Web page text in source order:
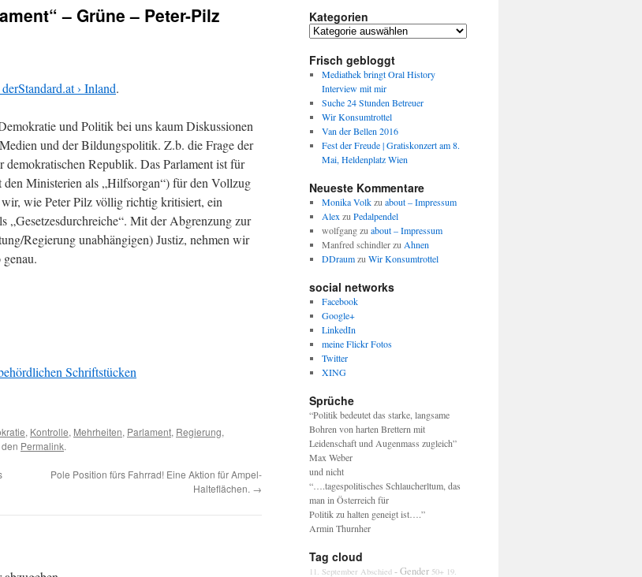
– Grüne – Peter-Pilz
› Inland.
und Politik bei uns kaum Diskussionen
und der Bildungspolitik. Z.b. die Frage der
Republik. Das Parlament ist für
Ministerien als „Hilfsorgan“) für den Vollzug
wie Peter Pilz völlig richtig kritisiert, ein
„Gesetzesdurchreiche“. Mit der Abgrenzung zur
Regierung unabhängigen) Justiz, nehmen wir
Schriftstücken
, Kontrolle, Mehrheiten, Parlament, Regierung,
Permalink.
Pole Position fürs Fahrrad! Eine Aktion für Ampel-
Halteflächen. →
Kategorien
Kategorien
Frisch gebloggt
Mediathek bringt Oral History
Interview mit mir
Suche 24 Stunden Betreuer
Wir Konsumtrottel
Van der Bellen 2016
Fest der Freude | Gratiskonzert am 8.
Mai, Heldenplatz Wien
Neueste Kommentare
Monika Volkzu about – Impressum
Alex zu Pedalpendel
wolfgangzu about – Impressum
Manfred schindlerzu Ahnen
DDraumzu Wir Konsumtrottel
social networks
Facebook
Google+
LinkedIn
meine Flickr Fotos
Twitter
XING
Sprüche
“Politik bedeutet das starke, langsame
Bohren von harten Brettern mit
Leidenschaft und Augenmass zugleich”
Max Weber
und nicht
“….tagespolitisches Schlaucherltum, das
man in Österreich für
Politik zu halten geneigt ist….”
Armin Thurnher
Tag cloud
11. September Abschied - Gender 50+ 19.